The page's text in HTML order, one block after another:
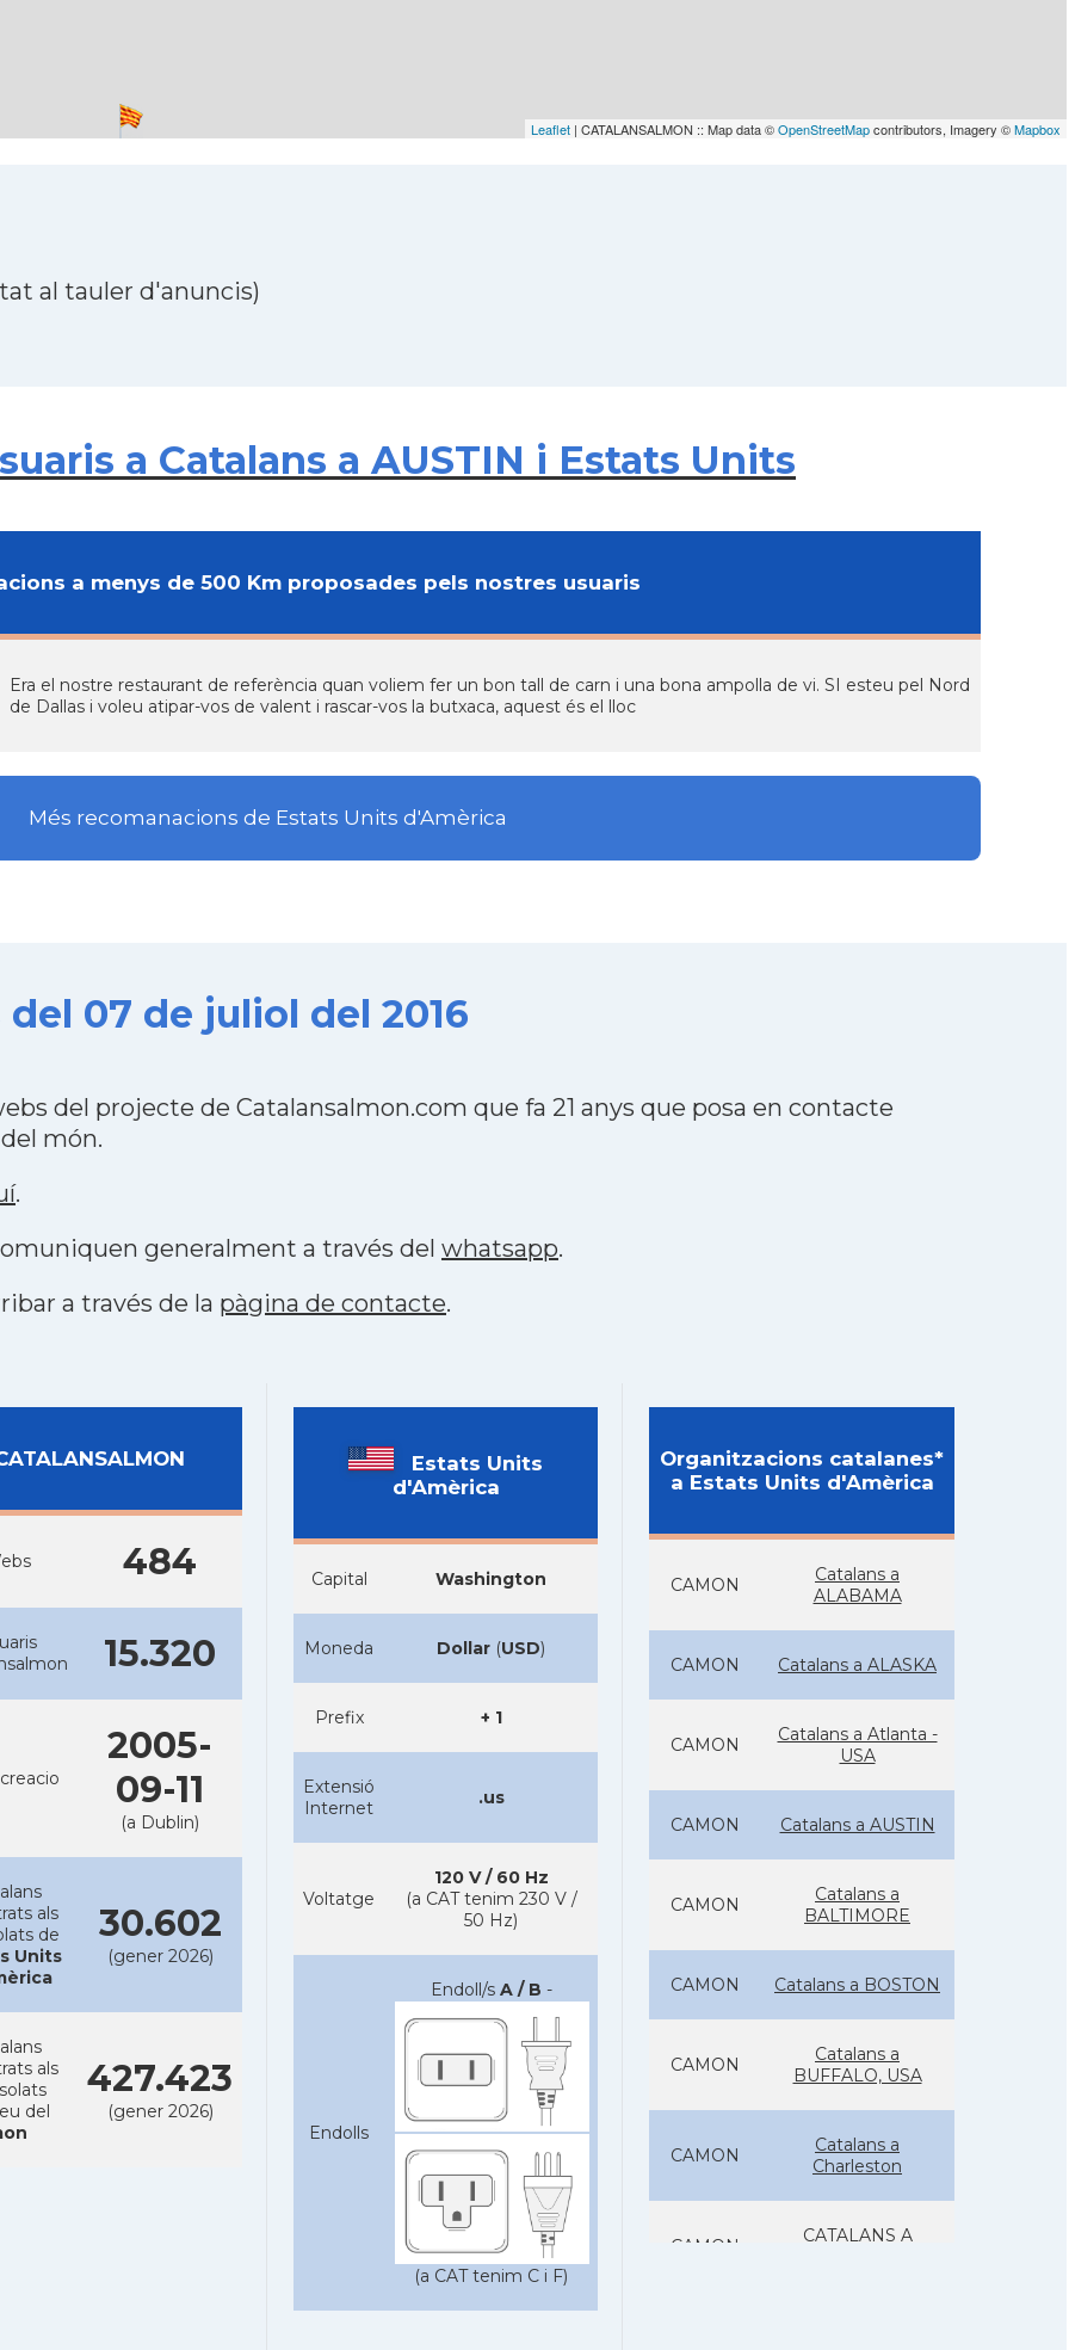
Leaflet | CATALANSALMON :: Map data ©OpenStreetMapcontributors, Imagery ©Mapbox
al tauler d'anuncis)
a Catalans a AUSTIN i Estats Units
a menys de 500 Km proposades pels nostres usuaris
Era el nostre restaurant de referència quan voliem fer un bon tall de carn i una bona ampolla de vi. SI esteu pel Nord
de Dallas i voleu atipar-vos de valent i rascar-vos la butxaca, aquest és el lloc
Més recomanacions de Estats Units d'Amèrica
07 de juliol del 2016
del projecte de Catalansalmon.com que fa 21 anys que posa en contacte
món.
.
generalment a través del whatsapp.
a través de la pàgina de contacte.
484
15.320
2005-
09-11
(a Dublin)
als
de
Units
30.602
(gener 2026)
als
del
427.423
(gener 2026)
Estats Units
d'Amèrica
Capital Washington
Moneda Dollar (USD)
Prefix + 1
Extensió
Internet
.us
Voltatge
120 V / 60 Hz
(a CAT tenim 230 V /
50 Hz)
Endolls
Endoll/s A / B -
(a CAT tenim C i F)
Organitzacions catalanes*
a Estats Units d'Amèrica
CAMON
Catalans a
ALABAMA
CAMON Catalans a ALASKA
CAMON
Catalans a Atlanta -
USA
CAMON Catalans a AUSTIN
CAMON
Catalans a
BALTIMORE
CAMON Catalans a BOSTON
CAMON
Catalans a
BUFFALO, USA
CAMON
Catalans a
Charleston
CAMON
CATALANS A